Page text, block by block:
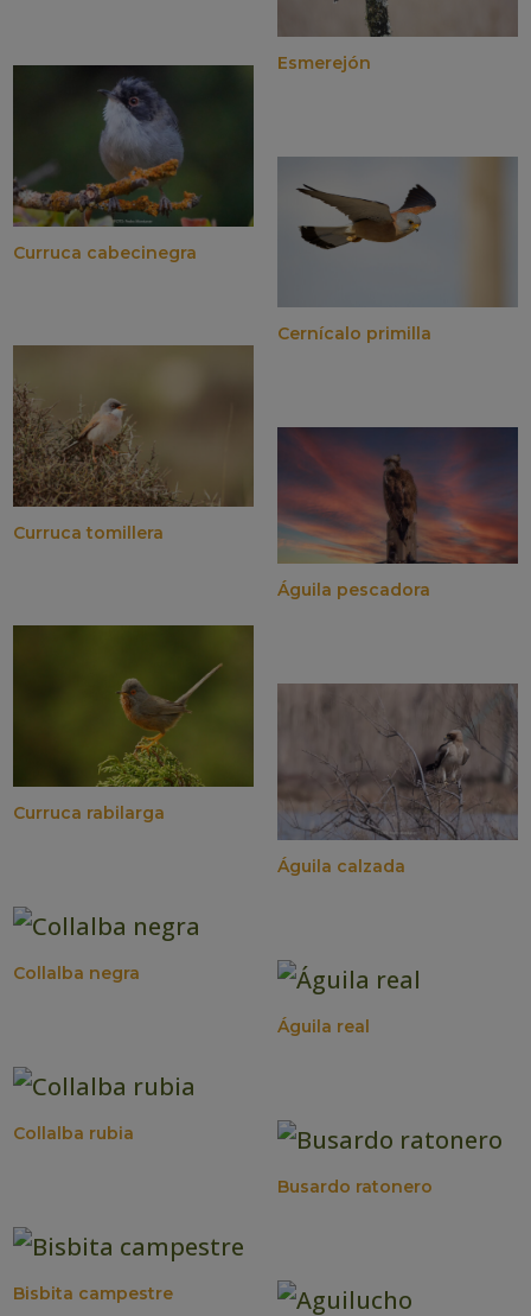
Curruca cabecinegra
Curruca tomillera
Curruca rabilarga
Collalba negra
Collalba rubia
Bisbita campestre
Esmerejón
Cernícalo primilla
Águila pescadora
Águila calzada
Águila real
Busardo ratonero